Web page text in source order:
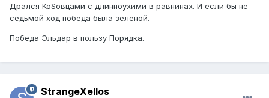
Дрался KoSовцами с длинноухими в равнинах. И если бы не
седьмой ход победа была зеленой.
Победа Эльдар в пользу Порядка.
StrangeXellos